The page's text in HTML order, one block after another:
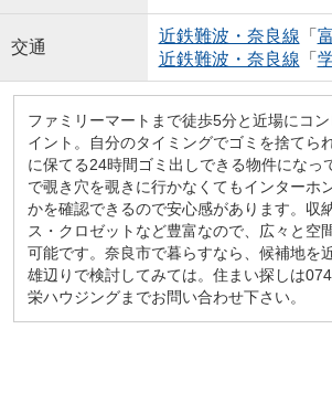
交通
近鉄難波・奈良線 「
近鉄難波・奈良線 「
ファミリーマートまで徒歩5分と近場にコ
イント。自分のタイミングでゴミを捨てら
に保てる24時間ゴミ出しできる物件になっ
で覗き穴を覗きに行かなくてもインターホ
かを確認できるので安心感があります。収
ス・クロゼットなど豊富なので、広々と空
可能です。奈良市で暮らすなら、候補地を
雄辺りで検討してみては。住まい探しは
栄ハウジングまでお問い合わせ下さい。